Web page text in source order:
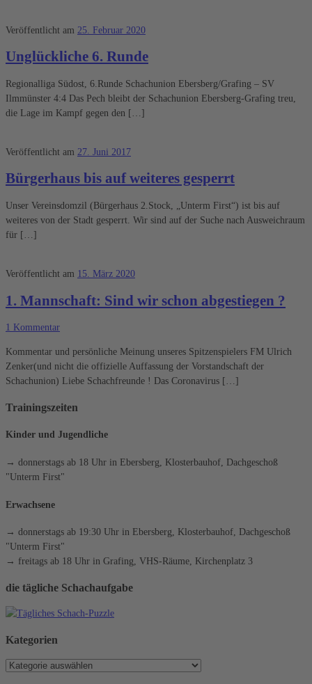
Veröffentlicht am 25. Februar 2020
Unglückliche 6. Runde
Regionalliga Südost, 6.Runde Schachunion Ebersberg/Grafing – SV
Ilmmünster 4:4 Das Pech bleibt der Schachunion Ebersberg-Grafing treu,
die Lage im Kampf gegen den […]
Veröffentlicht am 27. Juni 2017
Bürgerhaus bis auf weiteres gesperrt
Unser Vereinsdomzil (Bürgerhaus 2.Stock, „Unterm First“) ist bis auf
weiteres von der Stadt gesperrt. Wir sind auf der Suche nach Ausweichraum
für […]
Veröffentlicht am 15. März 2020
1. Mannschaft: Sind wir schon abgestiegen ?
1 Kommentar
Kommentar und persönliche Meinung unseres Spitzenspielers FM Ulrich
Zenker(und nicht die offizielle Auffassung der Vorstandschaft der
Schachunion) Liebe Schachfreunde ! Das Coronavirus […]
Trainingszeiten
Kinder und Jugendliche
→ donnerstags ab 18 Uhr in Ebersberg, Klosterbauhof, Dachgeschoß
"Unterm First"
Erwachsene
→ donnerstags ab 19:30 Uhr in Ebersberg, Klosterbauhof, Dachgeschoß
"Unterm First"
→ freitags ab 18 Uhr in Grafing, VHS-Räume, Kirchenplatz 3
die tägliche Schachaufgabe
Kategorien
Kategorien